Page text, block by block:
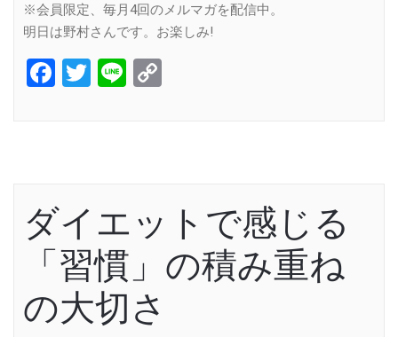
※会員限定、毎月4回のメルマガを配信中。
明日は野村さんです。お楽しみ!
Facebook
Twitter
Line
ダイエットで感じる
「習慣」の積み重ね
の大切さ